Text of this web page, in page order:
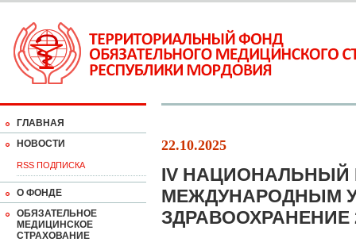
ГЛАВНАЯ
НОВОСТИ
RSS ПОДПИСКА
О ФОНДЕ
ОБЯЗАТЕЛЬНОЕ
МЕДИЦИНСКОЕ
СТРАХОВАНИЕ
22.10.2025
IV НАЦИОНАЛЬНЫЙ
МЕЖДУНАРОДНЫМ
ЗДРАВООХРАНЕНИЕ